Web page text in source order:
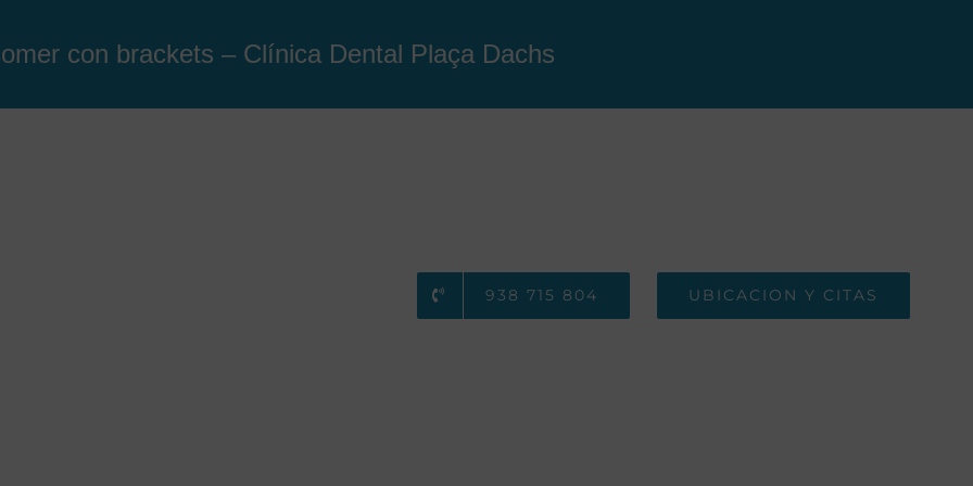
938 715 804 UBICACION Y CITAS
con brackets – Clínica Dental Plaça Dachs